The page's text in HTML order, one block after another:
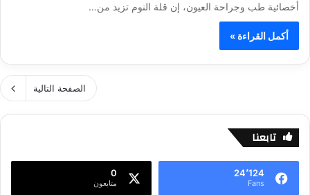
أخصائية طب وجراحة العيون، إن قلة النوم تزيد من…
أكمل القراءة »
الصفحة التالية
تابعنا
24٬124
Fans
0
متابعون